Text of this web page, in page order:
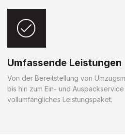
Umfassende Leistungen
Von der Bereitstellung von
bis hin zum Ein- und
vollumfängliches Leistungspaket.